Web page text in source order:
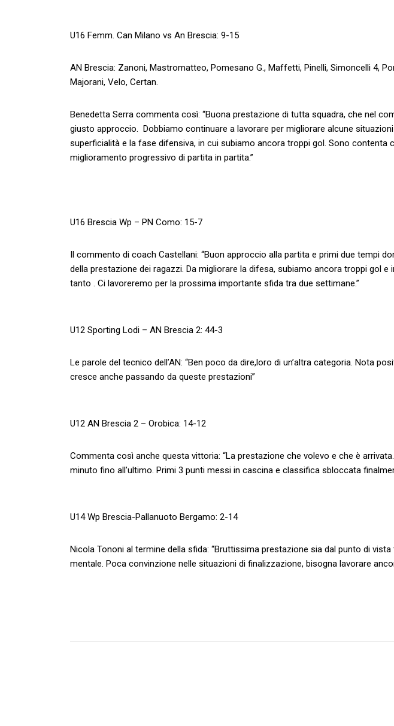
U16 Femm. Can Milano vs An Brescia: 9-15
AN Brescia: Zanoni, Mastromatteo, Pomesano G., Maffetti, Pinelli, Simoncelli 4,
Majorani, Velo, Certan.
Benedetta Serra commenta così: “Buona prestazione di tutta squadra, che nel
giusto approccio. Dobbiamo continuare a lavorare per migliorare alcune
superficialità e la fase difensiva, in cui subiamo ancora troppi gol. Sono contenta
miglioramento progressivo di partita in partita.”
U16 Brescia Wp – PN Como: 15-7
Il commento di coach Castellani: “Buon approccio alla partita e primi due tempi
della prestazione dei ragazzi. Da migliorare la difesa, subiamo ancora troppi gol
tanto . Ci lavoreremo per la prossima importante sfida tra due settimane.”
U12 Sporting Lodi – AN Brescia 2: 44-3
Le parole del tecnico dell’AN: “Ben poco da dire,loro di un’altra categoria. Nota
cresce anche passando da queste prestazioni”
U12 AN Brescia 2 – Orobica: 14-12
Commenta così anche questa vittoria: “La prestazione che volevo e che è
minuto fino all’ultimo. Primi 3 punti messi in cascina e classifica sbloccata
U14 Wp Brescia-Pallanuoto Bergamo: 2-14
Nicola Tononi al termine della sfida: “Bruttissima prestazione sia dal punto di
mentale. Poca convinzione nelle situazioni di finalizzazione, bisogna lavorare